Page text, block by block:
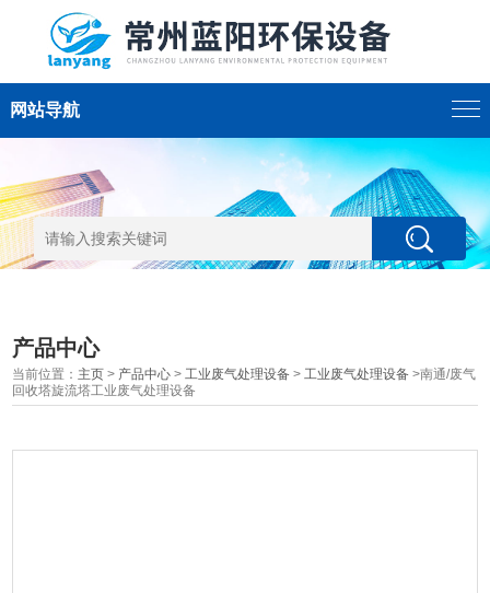
网站导航
产品中心
当前位置： 主页 > 产品中心 >工业废气处理设备 >工业废气处理设备 >南通/废气
回收塔旋流塔工业废气处理设备